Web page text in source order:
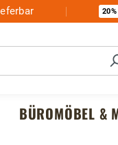
20%
BÜROMÖBEL &